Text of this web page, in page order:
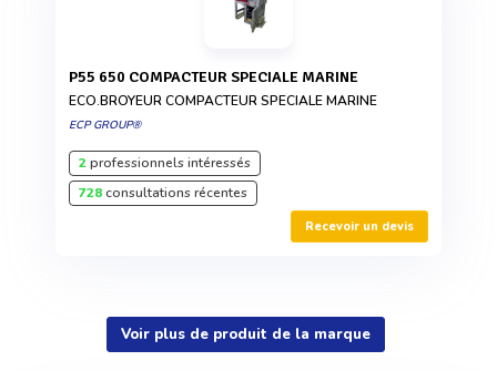
P55 650 COMPACTEUR SPECIALE MARINE
ECO.BROYEUR COMPACTEUR SPECIALE MARINE
ECP GROUP®
2professionnels intéressés
728consultations récentes
Recevoir un devis
Voir plus de produit de la marque